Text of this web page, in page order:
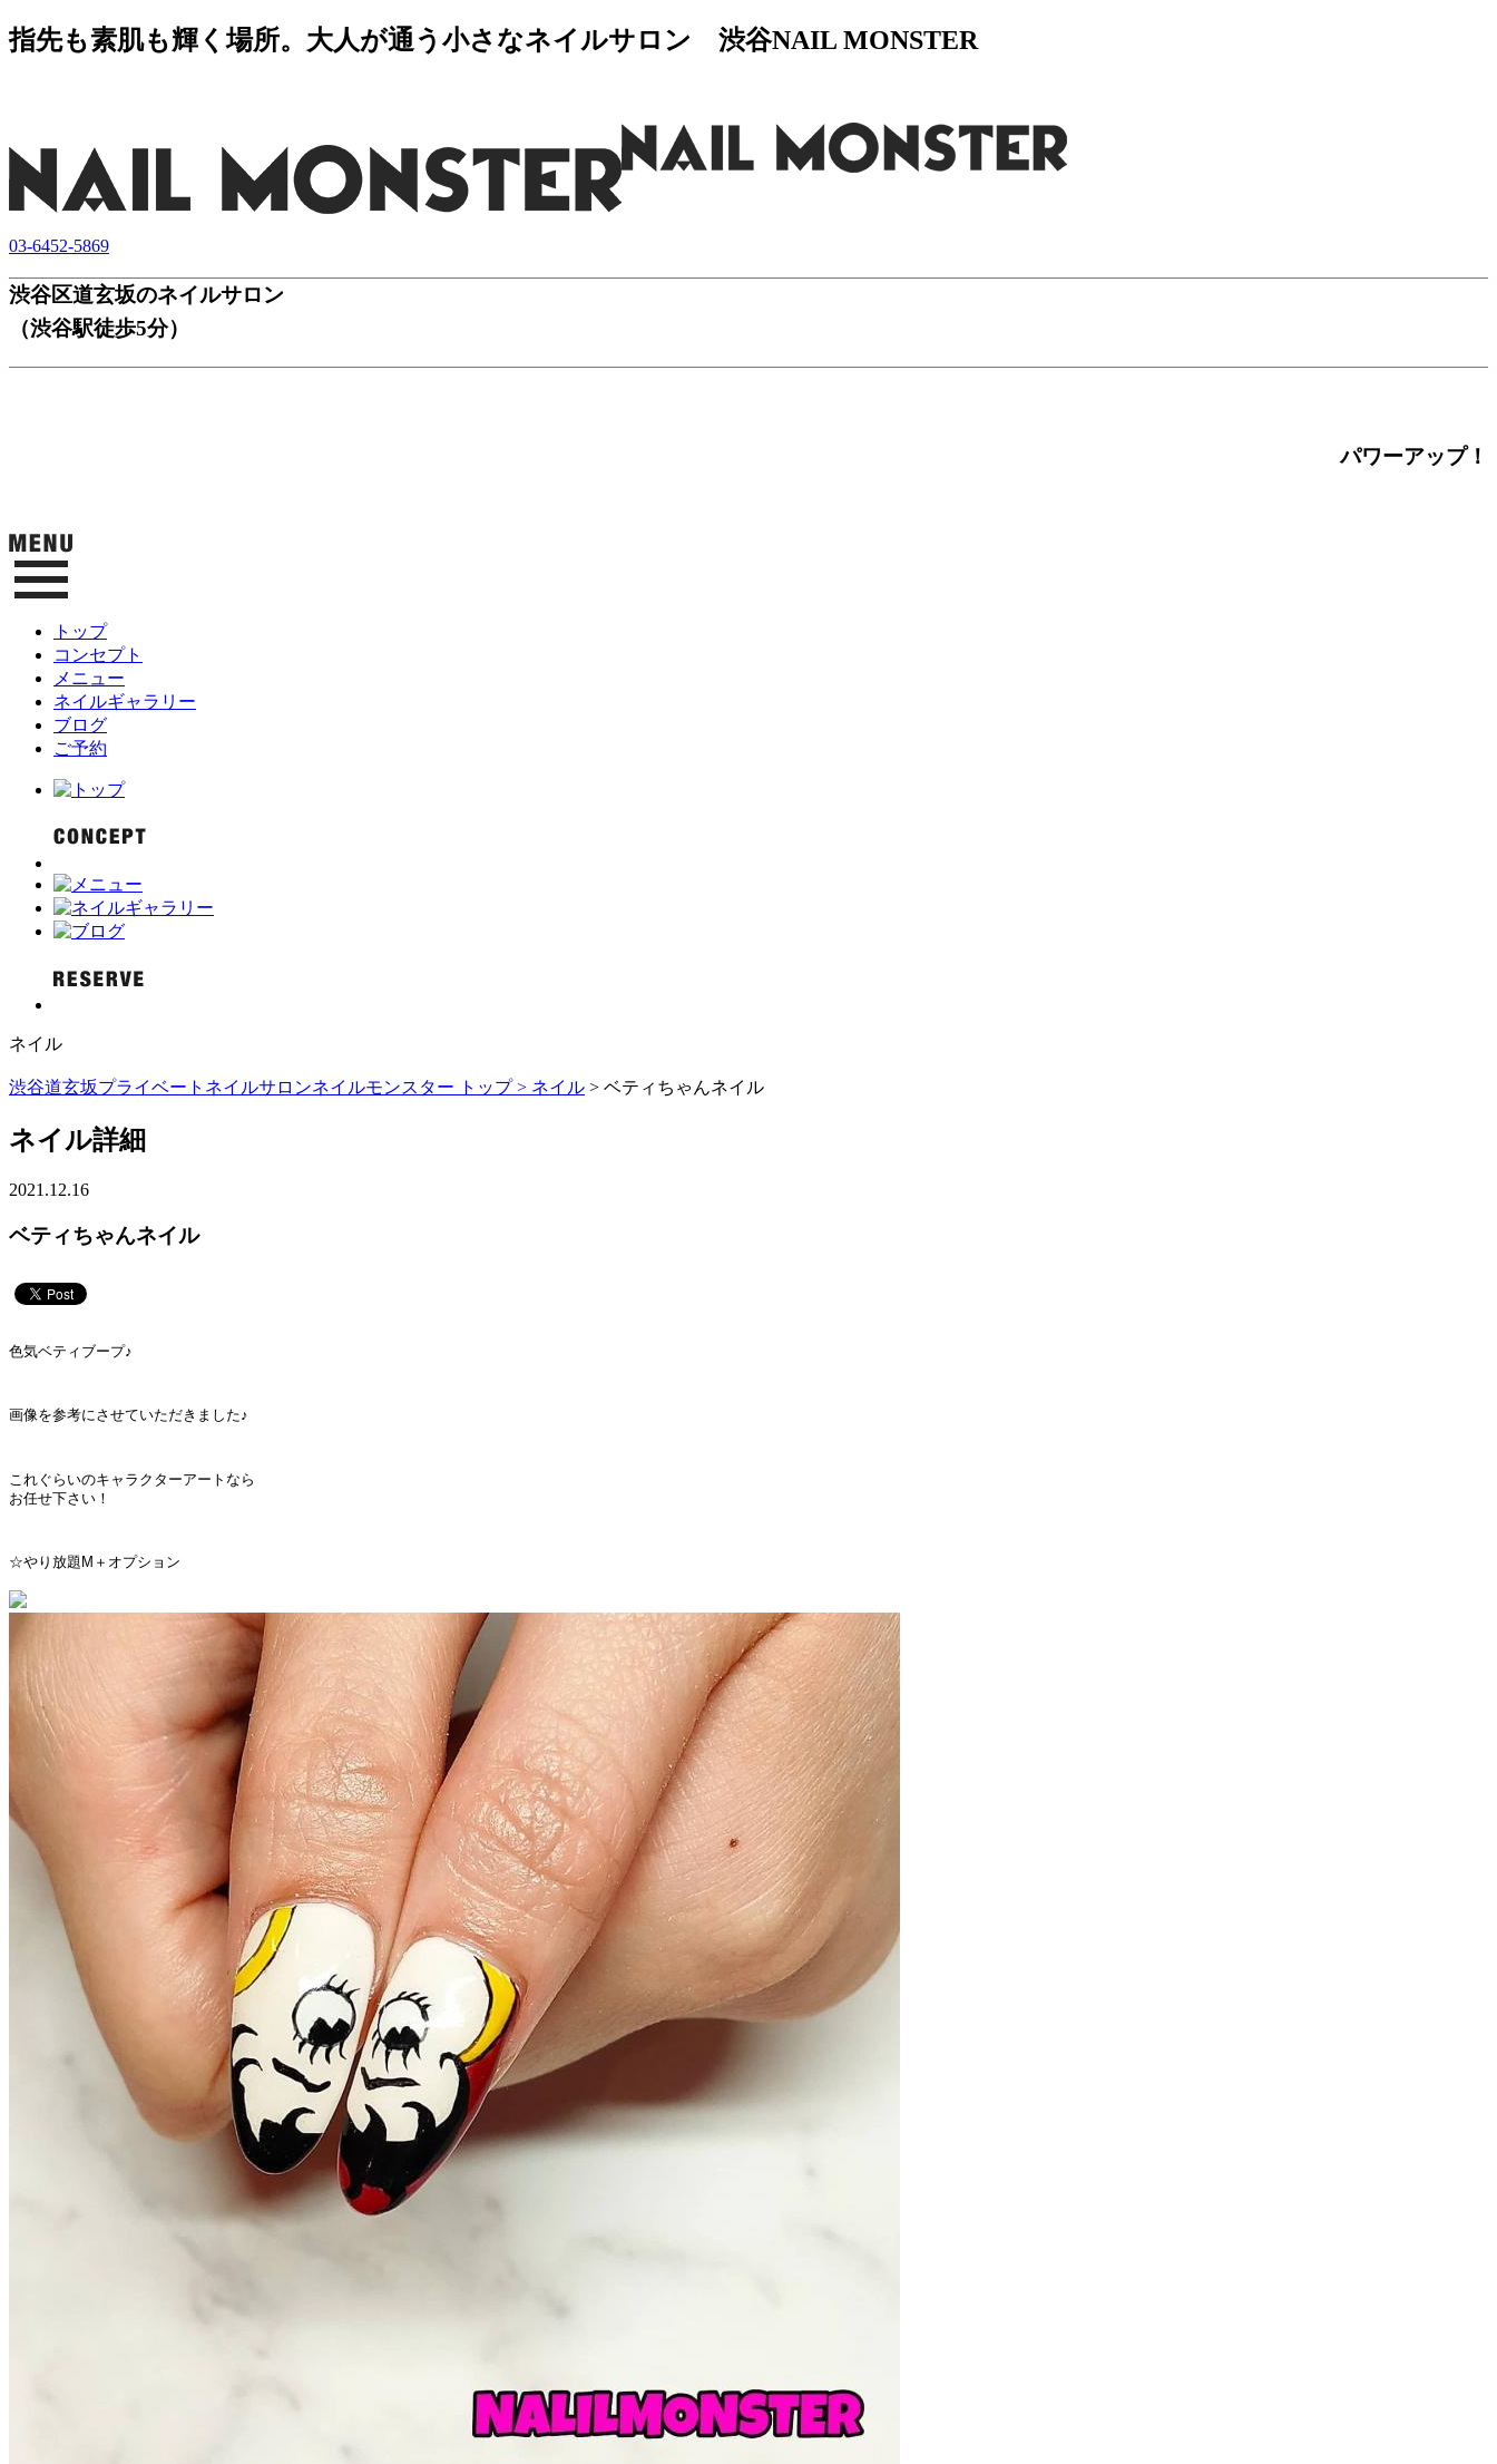
指先も素肌も輝く場所。大人が通う小さなネイルサロン 渋谷NAIL MONSTER
03-6452-5869
渋谷区道玄坂のネイルサロン
（渋谷駅徒歩5分）
パワーアップ！
トップ
コンセプト
メニュー
ネイルギャラリー
ブログ
ご予約
ネイル
渋谷道玄坂プライベートネイルサロンネイルモンスター トップ > ネイル > ベティちゃんネイル
ネイル詳細
2021.12.16
ベティちゃんネイル
色気ベティブープ♪
画像を参考にさせていただきました♪
これぐらいのキャラクターアートなら
お任せ下さい！
☆やり放題M＋オプション